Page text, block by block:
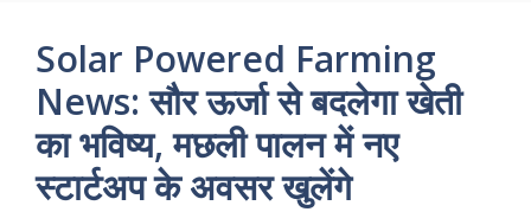
Solar Powered Farming
News: सौर ऊर्जा से बदलेगा खेती
का भविष्य, मछली पालन में नए
स्टार्टअप के अवसर खुलेंगे